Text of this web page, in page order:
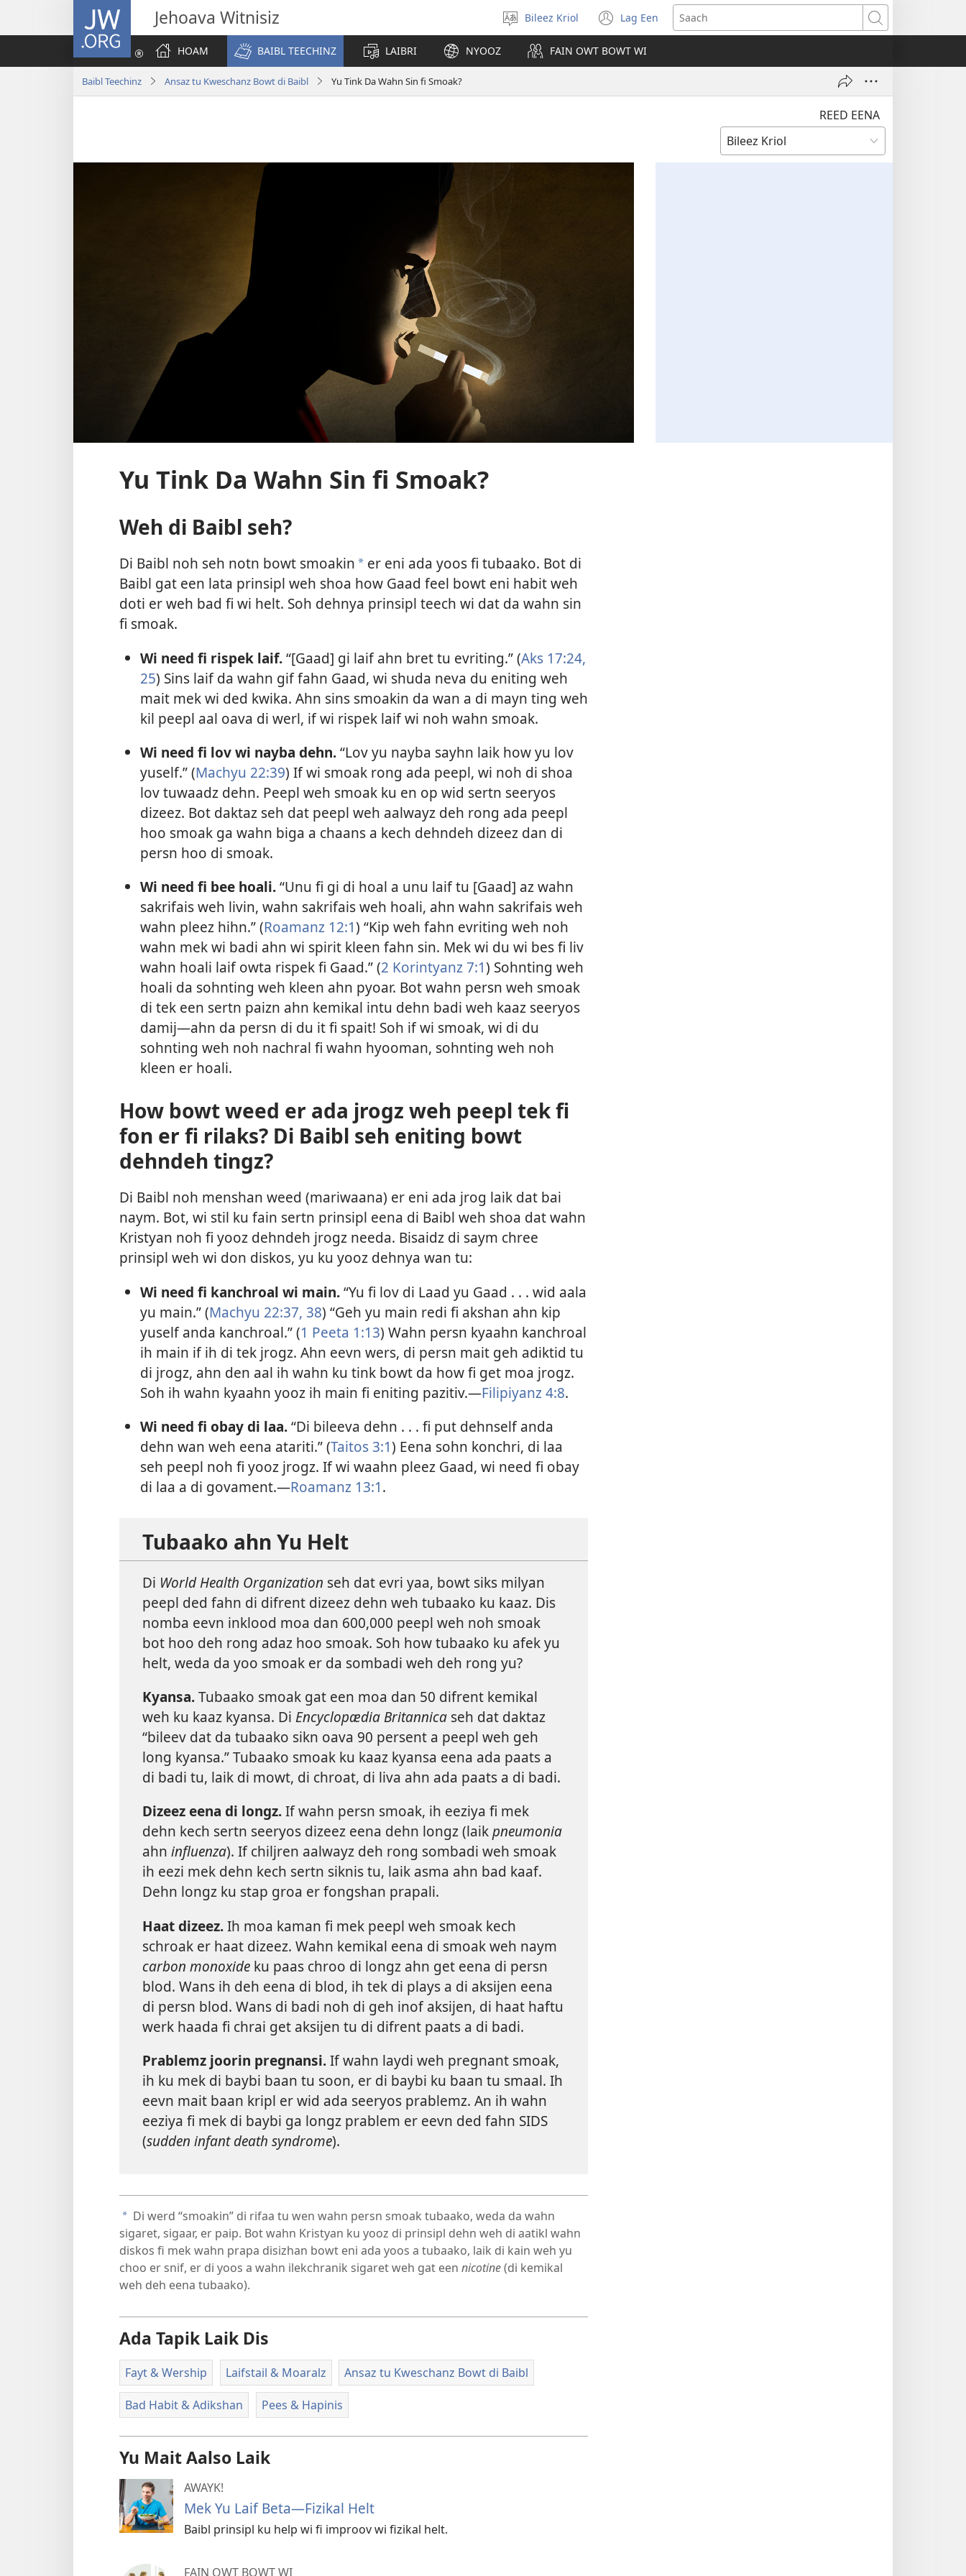
JW.ORG Jehoava Witnisiz
Pik
Langwij
Bileez Kriol Lag Een
(oapm
nyoo
windo)
Saach
HOAM
BAIBL TEECHINZ LAIBRI NYOOZ FAIN OWT BOWT WI
Baibl Teechinz Ansaz tu Kweschanz Bowt di Baibl Yu Tink Da Wahn Sin fi Smoak?
REED EENA
Yu Tink Da Wahn Sin fi Smoak?
Weh di Baibl seh?
Di Baibl noh seh notn bowt smoakin a er eni ada yoos fi tubaako. Bot di
Baibl gat een lata prinsipl weh shoa how Gaad feel bowt eni habit weh
doti er weh bad fi wi helt. Soh dehnya prinsipl teech wi dat da wahn sin
fi smoak.
Wi need fi rispek laif.“[Gaad] gi laif ahn bret tu evriting.” (Aks 17:24,
25) Sins laif da wahn gif fahn Gaad, wi shuda neva du eniting weh
mait mek wi ded kwika. Ahn sins smoakin da wan a di mayn ting weh
kil peepl aal oava di werl, if wi rispek laif wi noh wahn smoak.
Wi need fi lov wi nayba dehn.“Lov yu nayba sayhn laik how yu lov
yuself.” (Machyu 22:39) If wi smoak rong ada peepl, wi noh di shoa
lov tuwaadz dehn. Peepl weh smoak ku en op wid sertn seeryos
dizeez. Bot daktaz seh dat peepl weh aalwayz deh rong ada peepl
hoo smoak ga wahn biga a chaans a kech dehndeh dizeez dan di
persn hoo di smoak.
Wi need fi bee hoali.“Unu fi gi di hoal a unu laif tu [Gaad] az wahn
sakrifais weh livin, wahn sakrifais weh hoali, ahn wahn sakrifais weh
wahn pleez hihn.” (Roamanz 12:1) “Kip weh fahn evriting weh noh
wahn mek wi badi ahn wi spirit kleen fahn sin. Mek wi du wi bes fi liv
wahn hoali laif owta rispek fi Gaad.” (2 Korintyanz 7:1) Sohnting weh
hoali da sohnting weh kleen ahn pyoar. Bot wahn persn weh smoak
di tek een sertn paizn ahn kemikal intu dehn badi weh kaaz seeryos
damij—ahn da persn di du it fi spait! Soh if wi smoak, wi di du
sohnting weh noh nachral fi wahn hyooman, sohnting weh noh
kleen er hoali.
How bowt weed er ada jrogz weh peepl tek fi
fon er fi rilaks? Di Baibl seh eniting bowt
dehndeh tingz?
Di Baibl noh menshan weed (mariwaana) er eni ada jrog laik dat bai
naym. Bot, wi stil ku fain sertn prinsipl eena di Baibl weh shoa dat wahn
Kristyan noh fi yooz dehndeh jrogz needa. Bisaidz di saym chree
prinsipl weh wi don diskos, yu ku yooz dehnya wan tu:
Wi need fi kanchroal wi main.“Yu fi lov di Laad yu Gaad . . . wid aala
yu main.” (Machyu 22:37, 38) “Geh yu main redi fi akshan ahn kip
yuself anda kanchroal.” (1 Peeta 1:​13) Wahn persn kyaahn kanchroal
ih main if ih di tek jrogz. Ahn eevn wers, di persn mait geh adiktid tu
di jrogz, ahn den aal ih wahn ku tink bowt da how fi get moa jrogz.
Soh ih wahn kyaahn yooz ih main fi eniting pazitiv.​—Filipiyanz 4:8.
Wi need fi obay di laa.“Di bileeva dehn . . . fi put dehnself anda
dehn wan weh eena atariti.” (Taitos 3:1) Eena sohn konchri, di laa
seh peepl noh fi yooz jrogz. If wi waahn pleez Gaad, wi need fi obay
di laa a di govament.​—Roamanz 13:1.
Tubaako ahn Yu Helt
Di World Health Organization seh dat evri yaa, bowt siks milyan
peepl ded fahn di difrent dizeez dehn weh tubaako ku kaaz. Dis
nomba eevn inklood moa dan 600,000 peepl weh noh smoak
bot hoo deh rong adaz hoo smoak. Soh how tubaako ku afek yu
helt, weda da yoo smoak er da sombadi weh deh rong yu?
Kyansa.Tubaako smoak gat een moa dan 50 difrent kemikal
weh ku kaaz kyansa. Di Encyclopædia Britannica seh dat daktaz
“bileev dat da tubaako sikn oava 90 persent a peepl weh geh
long kyansa.” Tubaako smoak ku kaaz kyansa eena ada paats a
di badi tu, laik di mowt, di chroat, di liva ahn ada paats a di badi.
Dizeez eena di longz.If wahn persn smoak, ih eeziya fi mek
dehn kech sertn seeryos dizeez eena dehn longz (laikpneumonia
ahn influenza). If chiljren aalwayz deh rong sombadi weh smoak
ih eezi mek dehn kech sertn siknis tu, laik asma ahn bad kaaf.
Dehn longz ku stap groa er fongshan prapali.
Haat dizeez.Ih moa kaman fi mek peepl weh smoak kech
schroak er haat dizeez. Wahn kemikal eena di smoak weh naym
carbon monoxide ku paas chroo di longz ahn get eena di persn
blod. Wans ih deh eena di blod, ih tek di plays a di aksijen eena
di persn blod. Wans di badi noh di geh inof aksijen, di haat haftu
werk haada fi chrai get aksijen tu di difrent paats a di badi.
Prablemz joorin pregnansi.If wahn laydi weh pregnant smoak,
ih ku mek di baybi baan tu soon, er di baybi ku baan tu smaal. Ih
eevn mait baan kripl er wid ada seeryos prablemz. An ih wahn
eeziya fi mek di baybi ga longz prablem er eevn ded fahn SIDS
(sudden infant death syndrome).
a Di werd “smoakin” di rifaa tu wen wahn persn smoak tubaako, weda da wahn
sigaret, sigaar, er paip. Bot wahn Kristyan ku yooz di prinsipl dehn weh di aatikl wahn
diskos fi mek wahn prapa disizhan bowt eni ada yoos a tubaako, laik di kain weh yu
choo er snif, er di yoos a wahn ilekchranik sigaret weh gat een nicotine(di kemikal
weh deh eena tubaako).
Ada Tapik Laik Dis
Fayt & Wership Laifstail & Moaralz Ansaz tu Kweschanz Bowt di Baibl
Bad Habit & Adikshan Pees & Hapinis
Yu Mait Aalso Laik
AWAYK!
Mek Yu Laif Beta—Fizikal Helt
Baibl prinsipl ku help wi fi improov wi fizikal helt.
FAIN OWT BOWT WI